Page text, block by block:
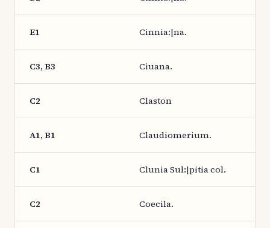
E1 Cinnia:|na.
C3, B3 Ciuana.
C2 Claston
A1, B1 Claudiomerium.
C1 Clunia Sul:|pitia col.
C2 Coecila.